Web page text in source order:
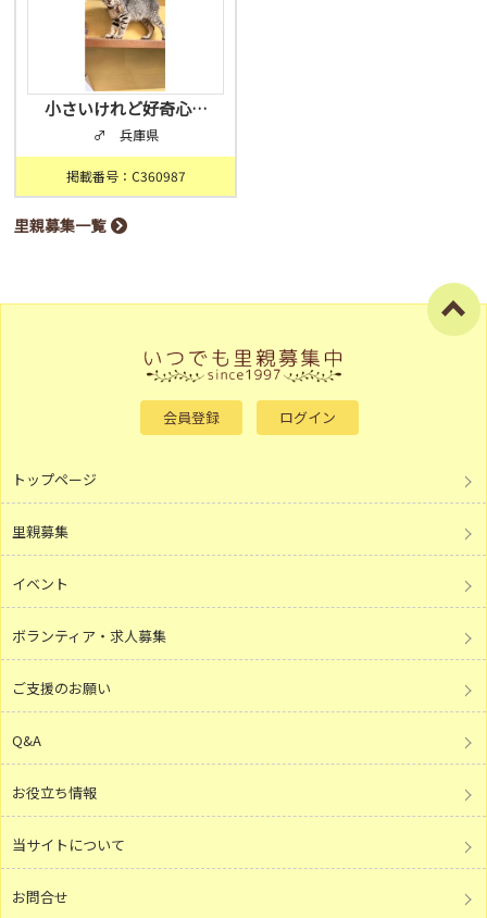
小さいけれど好奇心…
♂ 兵庫県
掲載番号：C360987
里親募集一覧
会員登録 ログイン
トップページ
里親募集
イベント
ボランティア・求人募集
ご支援のお願い
Q&A
お役立ち情報
当サイトについて
お問合せ